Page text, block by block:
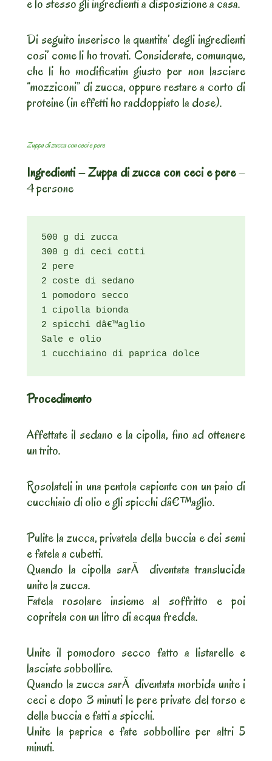
e lo stesso gli ingredienti a disposizione a casa.
Di seguito inserisco la quantita’ degli ingredienti
cosi’ come li ho trovati. Considerate, comunque,
che li ho modificatim giusto per non lasciare
“mozziconi” di zucca, oppure restare a corto di
proteine (in effetti ho raddoppiato la dose).
Zuppa di zucca con ceci e pere
Ingredienti – Zuppa di zucca con ceci e pere–
4 persone
500 g di zucca
300 g di ceci cotti
2 pere
2 coste di sedano
1 pomodoro secco
1 cipolla bionda
2 spicchi dâ€™aglio
Sale e olio
1 cucchiaino di paprica dolce
Procedimento
Affettate il sedano e la cipolla, fino ad ottenere
un trito.
Rosolateli in una pentola capiente con un paio di
cucchiaio di olio e gli spicchi dâ€™aglio.
Pulite la zucca, privatela della buccia e dei semi
e fatela a cubetti.
Quando la cipolla sarÃ diventata translucida
unite la zucca.
Fatela rosolare insieme al soffritto e poi
copritela con un litro di acqua fredda.
Unite il pomodoro secco fatto a listarelle e
lasciate sobbollire.
Quando la zucca sarÃ diventata morbida unite i
ceci e dopo 3 minuti le pere private del torso e
della buccia e fatti a spicchi.
Unite la paprica e fate sobbollire per altri 5
minuti.